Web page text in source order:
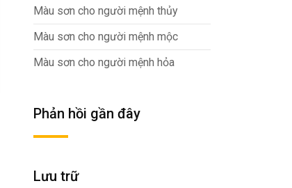
Màu sơn cho người mệnh thủy
Màu sơn cho người mệnh mộc
Màu sơn cho người mệnh hỏa
Phản hồi gần đây
Lưu trữ